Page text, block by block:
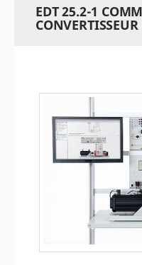
EDT 25.2-1